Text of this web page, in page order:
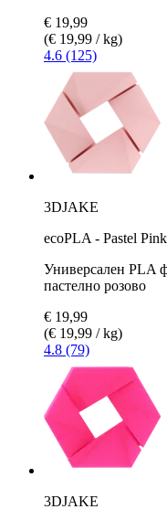
€ 19,99
(€ 19,99 / kg)
4.6 (125)
3DJAKE
ecoPLA - Pastel Pink
Универсален PLA
пастелно розово
€ 19,99
(€ 19,99 / kg)
4.8 (79)
3DJAKE